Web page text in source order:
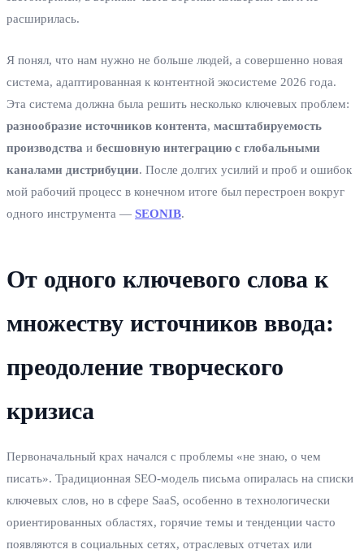
расширилась.
Я понял, что нам нужно не больше людей, а совершенно новая
система, адаптированная к контентной экосистеме 2026 года.
Эта система должна была решить несколько ключевых проблем:
разнообразие источников контента, масштабируемость
производства и бесшовную интеграцию с глобальными
каналами дистрибуции. После долгих усилий и проб и ошибок
мой рабочий процесс в конечном итоге был перестроен вокруг
одного инструмента — SEONIB.
От одного ключевого слова к
множеству источников ввода:
преодоление творческого
кризиса
Первоначальный крах начался с проблемы «не знаю, о чем
писать». Традиционная SEO-модель письма опиралась на списки
ключевых слов, но в сфере SaaS, особенно в технологически
ориентированных областях, горячие темы и тенденции часто
появляются в социальных сетях, отраслевых отчетах или